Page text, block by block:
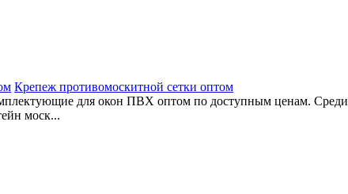
Крепеж противомоскитной сетки оптом
для окон ПВХ оптом по доступным ценам. Среди
моск...